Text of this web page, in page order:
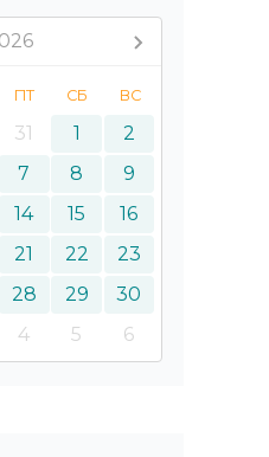
ПТ СБ ВС
31 1
2
7 8
9
14 15
16
21 22
23
28 29
30
4 5 6